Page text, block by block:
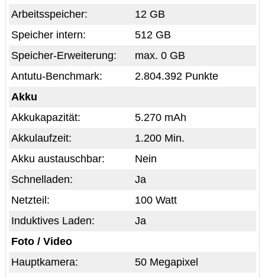
12 GB
Arbeitsspeicher:
512 GB
Speicher intern:
max. 0 GB
Speicher-Erweiterung:
2.804.392 Punkte
Antutu-Benchmark:
Akku
5.270 mAh
Akkukapazität:
1.200 Min.
Akkulaufzeit:
Nein
Akku austauschbar:
Ja
Schnelladen:
100 Watt
Netzteil:
Ja
Induktives Laden:
Foto / Video
50 Megapixel
Hauptkamera: